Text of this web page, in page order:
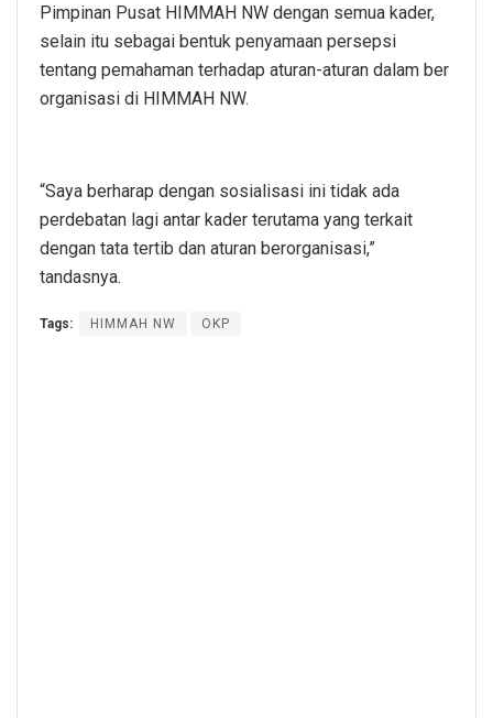
Pimpinan Pusat HIMMAH NW dengan semua kader,
selain itu sebagai bentuk penyamaan persepsi
tentang pemahaman terhadap aturan-aturan dalam ber
organisasi di HIMMAH NW.
“Saya berharap dengan sosialisasi ini tidak ada
perdebatan lagi antar kader terutama yang terkait
dengan tata tertib dan aturan berorganisasi,”
tandasnya.
Tags: HIMMAH NW OKP